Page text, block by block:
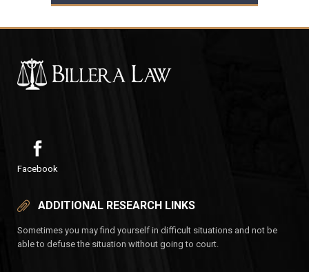
Facebook
ADDITIONAL RESEARCH LINKS
Sometimes you may find yourself in difficult situations and not be
able to defuse the situation without going to court.